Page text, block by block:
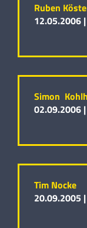
Ruben
12.05.2006 |
Simon
02.09.2006 |
Tim Nocke
20.09.2005 |